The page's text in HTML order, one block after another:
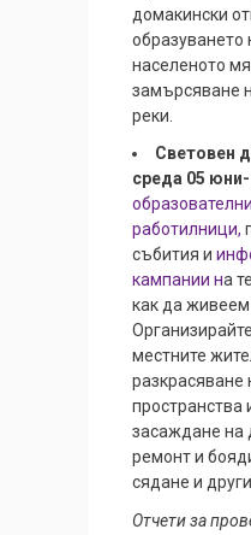
домакински
населеното
замърсяване
реки.
Световен
среда 05 юни-
работилници,
събития и
кампании на
как да живеем
местните
пространства
засаждане на
ремонт и
сядане и други.
Отчети за